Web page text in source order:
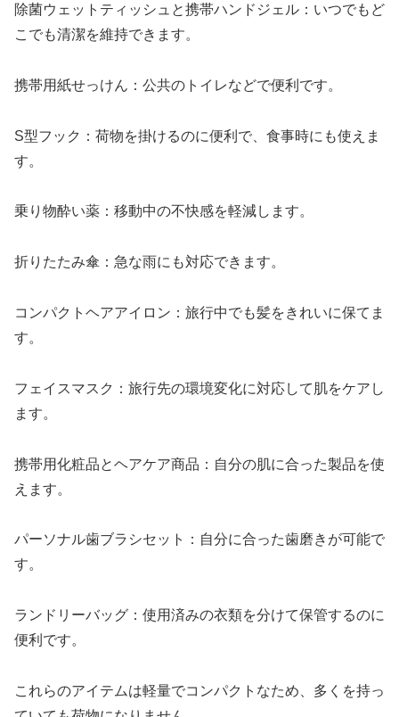
除菌ウェットティッシュと携帯ハンドジェル：いつでもど
こでも清潔を維持できます。
携帯用紙せっけん：公共のトイレなどで便利です。
S型フック：荷物を掛けるのに便利で、食事時にも使えま
す。
乗り物酔い薬：移動中の不快感を軽減します。
折りたたみ傘：急な雨にも対応できます。
コンパクトヘアアイロン：旅行中でも髪をきれいに保てま
す。
フェイスマスク：旅行先の環境変化に対応して肌をケアし
ます。
携帯用化粧品とヘアケア商品：自分の肌に合った製品を使
えます。
パーソナル歯ブラシセット：自分に合った歯磨きが可能で
す。
ランドリーバッグ：使用済みの衣類を分けて保管するのに
便利です。
これらのアイテムは軽量でコンパクトなため、多くを持っ